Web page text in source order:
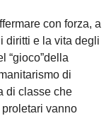
con forza, a
diritti e la vita degli
“gioco”della
di
di classe che
vanno